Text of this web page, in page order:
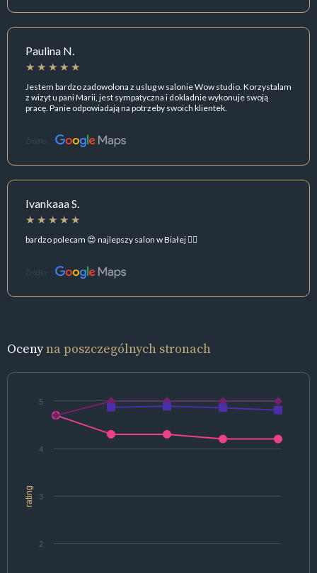
Paulina N.
Jestem bardzo zadowolona z uslug w salonie Wow studio. Korzystalam
z wizyt u pani Marii, jest sympatyczna i dokladnie wykonuje swoją
pracę. Panie odpowiadają na potrzeby swoich klientek.
Źródło:
Ivankaaa S.
bardzo polecam 😍 najlepszy salon w Białej 👍🏻
Źródło:
Ocenyna poszczególnych stronach
rating
2
3
4
5